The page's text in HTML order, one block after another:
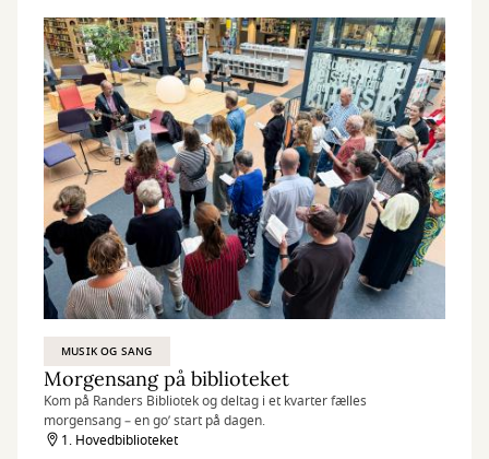
MUSIK OG SANG
Morgensang på biblioteket
Kom på Randers Bibliotek og deltag i et kvarter fælles
morgensang – en go’ start på dagen.
1. Hovedbiblioteket